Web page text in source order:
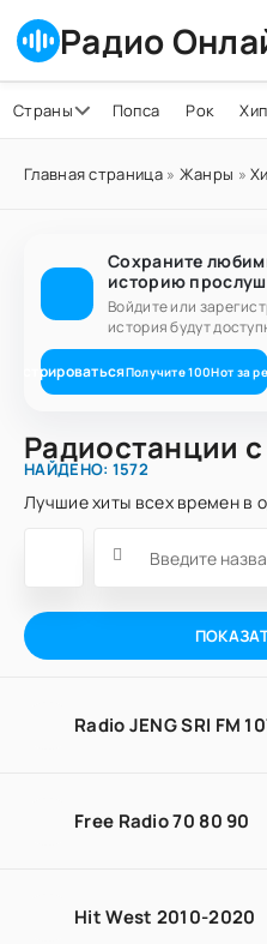
Радио
Страны Попса Рок
Главная страница» Жанры »
Сохраните
историю
Войдите или
история будут
Получите100Нот за
Радиостанции
НАЙДЕНО: 1572
Лучшие хиты всех времен в
Radio JENG SRI FM
Free Radio 70 80 90
Hit West 2010-2020